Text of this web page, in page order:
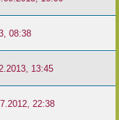
08:38
13:45
22:38